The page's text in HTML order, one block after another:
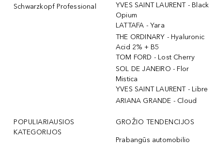
Schwarzkopf Professional
YVES SAINT LAURENT - Black
Opium
LATTAFA - Yara
THE ORDINARY - Hyaluronic
Acid 2% + B5
TOM FORD - Lost Cherry
SOL DE JANEIRO - Flor
Mistica
YVES SAINT LAURENT - Libre
ARIANA GRANDE - Cloud
POPULIARIAUSIOS
KATEGORIJOS
GROŽIO TENDENCIJOS
Prabangūs automobilio